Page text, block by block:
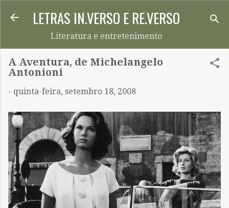
Pular para o conteúdo principal
LETRAS IN.VERSO E RE.VERSO
Literatura e entretenimento
A Aventura, de Michelangelo
Antonioni
- quinta-feira, setembro 18, 2008